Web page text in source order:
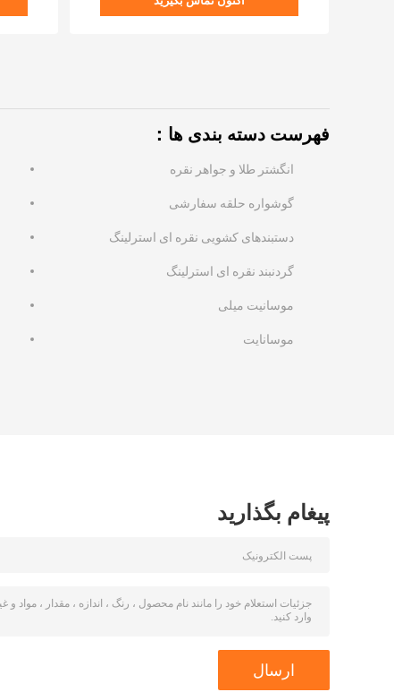
فهرست دسته بندی ها：
انگشتر طلا و جواهر نقره
گوشواره حلقه سفارشی
دستبندهای کشویی نقره ای استرلینگ
گردنبند نقره ای استرلینگ
موسانیت میلی
موسانایت
پیغام بگذارید